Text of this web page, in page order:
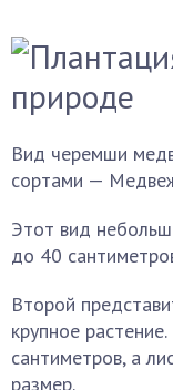
Вид черемши
сортами —
Этот вид
до 40
Второй
крупное
сантиметров, а
размер.